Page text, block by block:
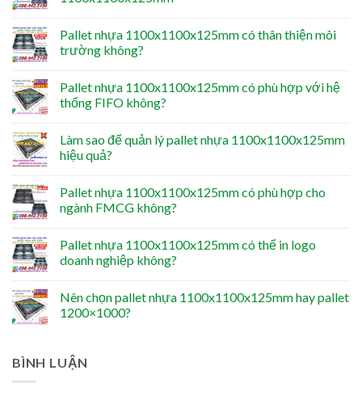
Pallet nhựa 1100x1100x125mm có thân thiện môi
trường không?
Pallet nhựa 1100x1100x125mm có phù hợp với hệ
thống FIFO không?
Làm sao để quản lý pallet nhựa 1100x1100x125mm
hiệu quả?
Pallet nhựa 1100x1100x125mm có phù hợp cho
ngành FMCG không?
Pallet nhựa 1100x1100x125mm có thể in logo
doanh nghiệp không?
Nên chọn pallet nhựa 1100x1100x125mm hay pallet
1200×1000?
BÌNH LUẬN